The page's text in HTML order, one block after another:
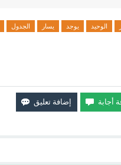
الوحيد يوجد يسار الجدول